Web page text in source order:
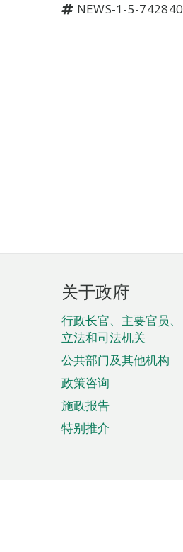
NEWS-1-5-742840
页
脚
菜
单
关于政府
行政长官、主要官员、
立法和司法机关
公共部门及其他机构
政策咨询
施政报告
特别推介